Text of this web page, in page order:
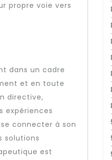
propre voie vers
dans un cadre
et en toute
directive,
expériences
connecter à son
solutions
est